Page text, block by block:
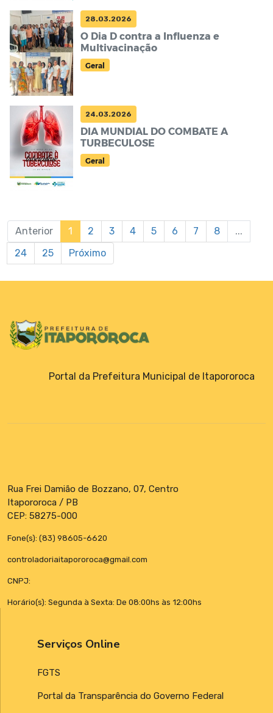
28.03.2026
O Dia D contra a Influenza e
Multivacinação
Geral
24.03.2026
DIA MUNDIAL DO COMBATE A
TURBECULOSE
Geral
Anterior 1 2 3 4 5 6 7 8
...
24
25 Próximo
Portal da Prefeitura Municipal de Itapororoca
Rua Frei Damião de Bozzano, 07, Centro
Itapororoca / PB
CEP: 58275-000
Fone(s): (83) 98605-6620
controladoriaitapororoca@gmail.com
CNPJ:
Horário(s): Segunda à Sexta: De 08:00hs às 12:00hs
Serviços Online
FGTS
Portal da Transparência do Governo Federal